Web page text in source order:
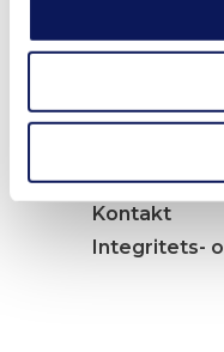
Arbete i
Arbete i
Jobba hos
Om Melloff
Kontakt
Integritets-